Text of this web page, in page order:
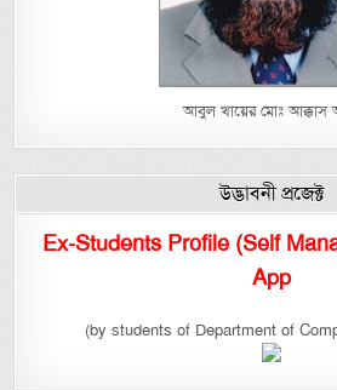
আবুল খায়ের মোঃ আক্কাস
উদ্ভাবনী প্রজেক্ট
Ex-Students Profile (Self
App
(by students of Department of